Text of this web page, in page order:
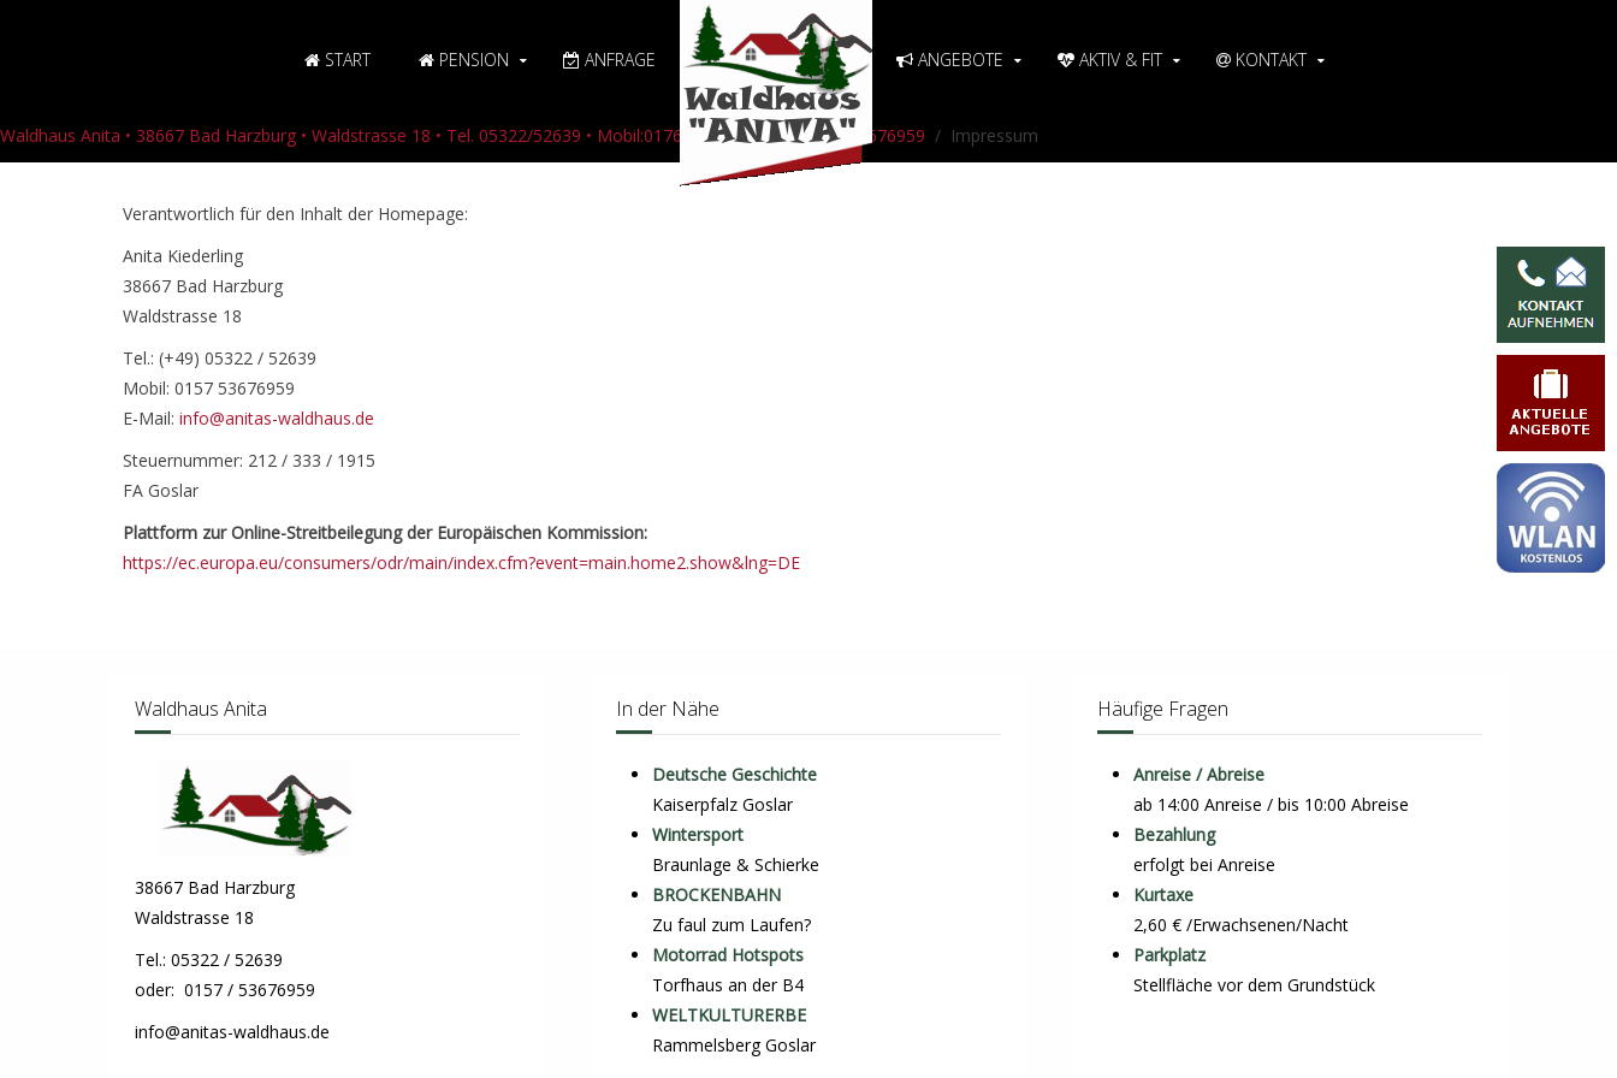
START PENSION ANFRAGE ANGEBOTE AKTIV & FIT KONTAKT
Waldhaus Anita • 38667 Bad Harzburg • Waldstrasse 18 • Tel. 05322/52639 • Mobil:0176 47109089 oder 015753676959 Impressum
Verantwortlich für den Inhalt der Homepage:
Anita Kiederling
38667 Bad Harzburg
Waldstrasse 18
Tel.: (+49) 05322 / 52639
Mobil: 0157 53676959
E-Mail: info@anitas-waldhaus.de
Steuernummer: 212 / 333 / 1915
FA Goslar
Plattform zur Online-Streitbeilegung der Europäischen Kommission:
https://ec.europa.eu/consumers/odr/main/index.cfm?event=main.home2.show&lng=DE
Waldhaus Anita
38667 Bad Harzburg
Waldstrasse 18
Tel.: 05322 / 52639
oder: 0157 / 53676959
info@anitas-waldhaus.de
In der Nähe
Deutsche Geschichte
Kaiserpfalz Goslar
Wintersport
Braunlage & Schierke
BROCKENBAHN
Zu faul zum Laufen?
Motorrad Hotspots
Torfhaus an der B4
WELTKULTURERBE
Rammelsberg Goslar
Häufige Fragen
Anreise / Abreise
ab 14:00 Anreise / bis 10:00 Abreise
Bezahlung
erfolgt bei Anreise
Kurtaxe
2,60 € /Erwachsenen/Nacht
Parkplatz
Stellfläche vor dem Grundstück